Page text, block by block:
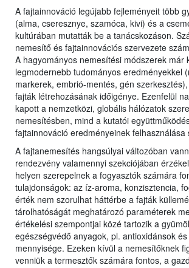
A fajtainnováció legújabb fejleményeit több
(alma, cseresznye, szamóca, kivi) és a
kultúrában mutatták be a tanácskozáson.
nemesítő és fajtainnovációs szervezete
A hagyományos nemesítési módszerek már
legmodernebb tudományos eredményekkel
markerek, embrió-mentés, gén
fajták létrehozásának időigénye. Ezenfelül
kapott a nemzetközi, globális hálózatok
nemesítésben, mind a kutatói
fajtainnováció eredményeinek felhasználása
A fajtanemesítés hangsúlyai változóban
rendezvény valamennyi szekciójában
helyen szerepelnek a fogyasztók számára
tulajdonságok: az íz-aroma, konzisztencia,
érték nem szorulhat háttérbe a fajták
tárolhatóságát meghatározó paraméterek
értékelési szempontjai közé tartozik a
egészségvédő anyagok, pl. antioxidánsok
mennyisége. Ezeken kívül a nemesítőknek
venniük a termesztők számára fontos, a